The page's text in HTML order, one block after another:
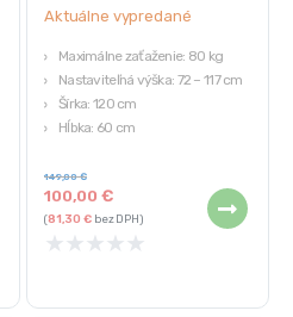
Aktuálne vypredané
Maximálne zaťaženie: 80 kg
Nastaviteľná výška: 72 – 117 cm
Šírka: 120 cm
Hĺbka: 60 cm
100,00€
149,00€
(81,30€bez DPH)
★ ★ ★ ★ ★